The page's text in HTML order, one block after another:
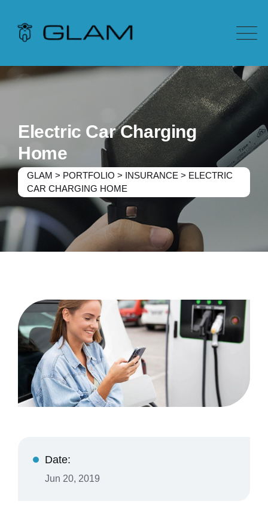
Electric Car Charging
Home
GLAM > PORTFOLIO > INSURANCE > ELECTRIC
CAR CHARGING HOME
Date:
Jun 20, 2019